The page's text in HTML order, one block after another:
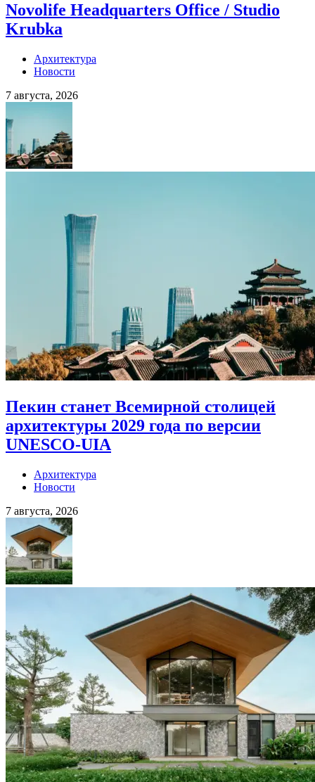
Novolife Headquarters Office / Studio
Krubka
Архитектура
Новости
7 августа, 2026
Пекин станет Всемирной столицей
архитектуры 2029 года по версии
UNESCO-UIA
Архитектура
Новости
7 августа, 2026